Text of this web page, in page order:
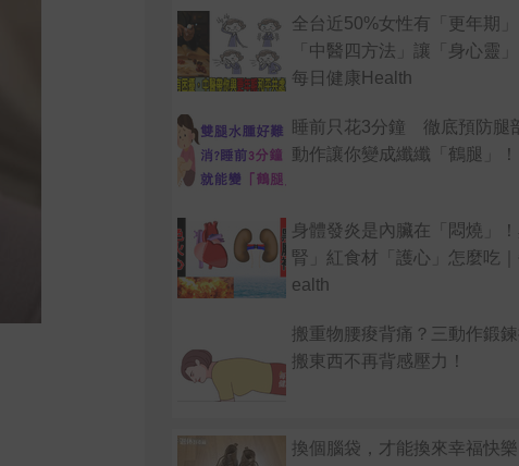
全台近50%女性有「更年期
「中醫四方法」讓「身心靈
每日健康Health
睡前只花3分鐘 徹底預防
動作讓你變成纖纖「鶴腿」！
身體發炎是內臟在「悶燒」
腎」紅食材「護心」怎麼吃
ealth
搬重物腰痠背痛？三動作鍛
搬東西不再背感壓力！
換個腦袋，才能換來幸福快樂